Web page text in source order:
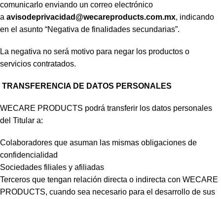
comunicarlo enviando un correo electrónico
a avisodeprivacidad@wecareproducts.com.mx, indicando
en el asunto “Negativa de finalidades secundarias”.
La negativa no será motivo para negar los productos o
servicios contratados.
TRANSFERENCIA DE DATOS PERSONALES
WECARE PRODUCTS podrá transferir los datos personales
del Titular a:
Colaboradores que asuman las mismas obligaciones de
confidencialidad
Sociedades filiales y afiliadas
Terceros que tengan relación directa o indirecta con WECARE
PRODUCTS, cuando sea necesario para el desarrollo de sus